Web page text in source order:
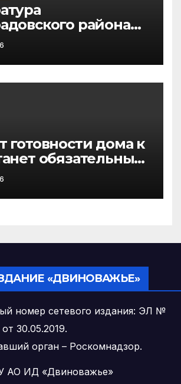
района
об
об
готовности дома к
обязательным
для
организаций
«ДВИНОВАЖЬЕ»
номер сетевого издания: ЭЛ №
30.05.2019.
орган – Роскомнадзор.
АО ИД «Двиноважье»